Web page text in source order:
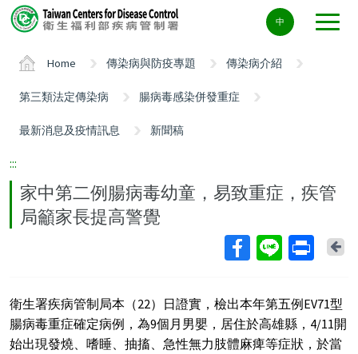
Center
block
中
Home 傳染病與防疫專題 傳染病介紹
第三類法定傳染病 腸病毒感染併發重症
最新消息及疫情訊息 新聞稿
:::
家中第二例腸病毒幼童，易致重症，疾管
局籲家長提高警覺
衛生署疾病管制局本（22）日證實，檢出本年第五例EV71型
腸病毒重症確定病例，為9個月男嬰，居住於高雄縣，4/11開
始出現發燒、嗜睡、抽搐、急性無力肢體麻痺等症狀，於當